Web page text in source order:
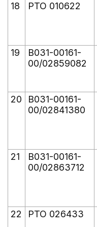
18
РТО 010622
19
В031-00161-
00/02859082
20
В031-00161-
00/02841380
21
В031-00161-
00/02863712
22
РТО 026433